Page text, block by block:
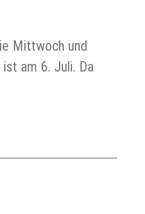
Mittwoch und
am 6. Juli. Da